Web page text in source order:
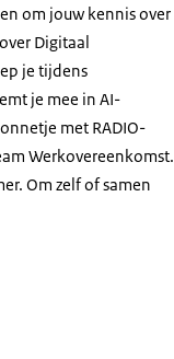
om jouw kennis over
Digitaal
je tijdens
je mee in AI-
met RADIO-
Werkovereenkomst.
Om zelf of samen